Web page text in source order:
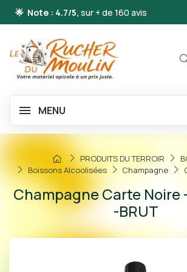
🌟 Note : 4.7/5, sur + de 160 avis
MENU
PRODUITS DU TERROIR
Boissons Alcoolisées
Champagne
Champagne Carte Noire
-BRUT